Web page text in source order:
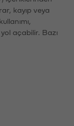
kayıp veya
açabilir. Bazı